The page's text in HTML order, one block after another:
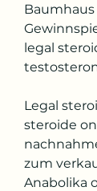
legal
Legal
steroide
zum
Anabolika